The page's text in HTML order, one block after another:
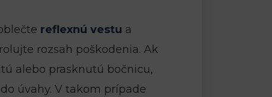
reflexnú vestu a
rozsah poškodenia. Ak
alebo prasknutú bočnicu,
úvahy. V takom prípade